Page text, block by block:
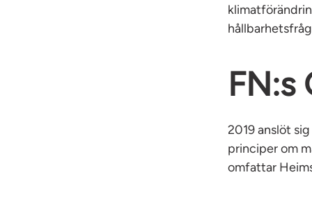
FN:s
2019 anslöt
principer om
omfattar